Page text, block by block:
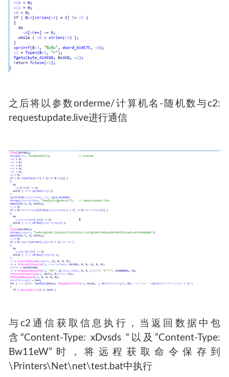
之后将以参数orderme/计算机名-随机数与c2:
requestupdate.live进行通信
与c2通信获取信息执行，当返回数据中包
含“Content-Type: xDvsds “以及”Content-Type:
Bw11eW”时，将远程获取命令保存到
\Printers\Net\net\test.bat中执行